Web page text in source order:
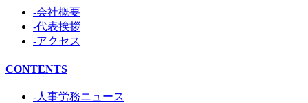
-会社概要
-代表挨拶
-アクセス
CONTENTS
-人事労務ニュース